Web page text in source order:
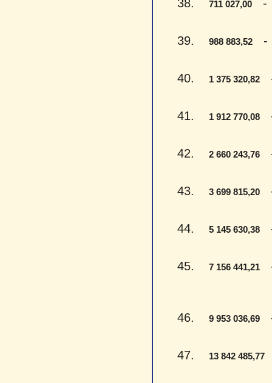
38. 711 027,00 -
39. 988 883,52 -
40. 1 375 320,82
41. 1 912 770,08
42. 2 660 243,76
43. 3 699 815,20
44. 5 145 630,38
45. 7 156 441,21
46. 9 953 036,69
47. 13 842 485,77